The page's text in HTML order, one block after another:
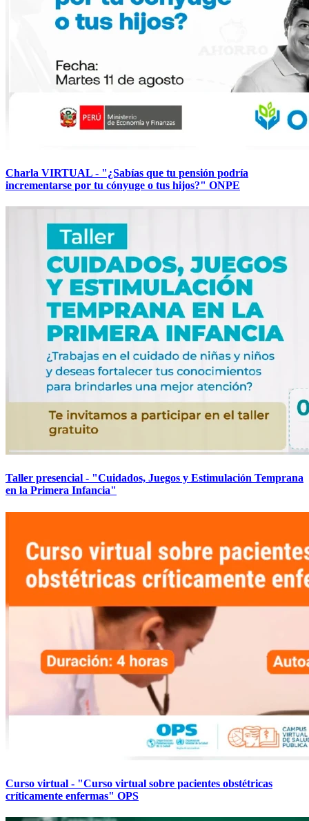
Charla VIRTUAL - "¿Sabías que tu pensión podría
incrementarse por tu cónyuge o tus hijos?" ONPE
Taller presencial - "Cuidados, Juegos y Estimulación Temprana
en la Primera Infancia"
Curso virtual - "Curso virtual sobre pacientes obstétricas
críticamente enfermas" OPS